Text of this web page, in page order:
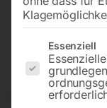
Es folgt eine
Essenziell